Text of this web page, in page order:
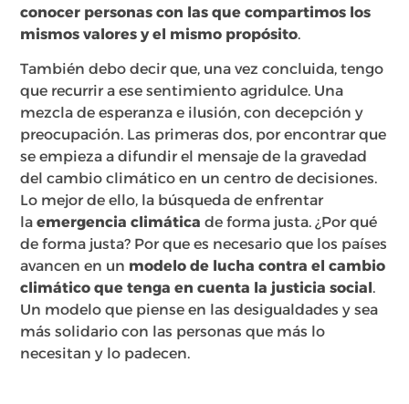
conocer personas con las que compartimos los
mismos valores y el mismo propósito.
También debo decir que, una vez concluida, tengo
que recurrir a ese sentimiento agridulce. Una
mezcla de esperanza e ilusión, con decepción y
preocupación. Las primeras dos, por encontrar que
se empieza a difundir el mensaje de la gravedad
del cambio climático en un centro de decisiones.
Lo mejor de ello, la búsqueda de enfrentar
laemergencia climática de forma justa. ¿Por qué
de forma justa? Por que es necesario que los países
avancen en un modelo de lucha contra el cambio
climático que tenga en cuenta la justicia social.
Un modelo que piense en las desigualdades y sea
más solidario con las personas que más lo
necesitan y lo padecen.